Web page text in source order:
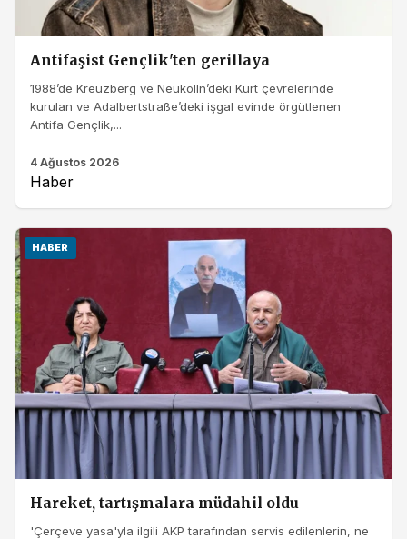
Antifaşist Gençlik'ten gerillaya
1988’de Kreuzberg ve Neukölln’deki Kürt çevrelerinde
kurulan ve Adalbertstraße’deki işgal evinde örgütlenen
Antifa Gençlik,...
4 Ağustos 2026
Haber
HABER
Hareket, tartışmalara müdahil oldu
'Çerçeve yasa'yla ilgili AKP tarafından servis edilenlerin, ne